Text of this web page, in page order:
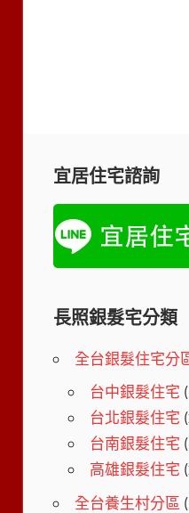
宜居住宅諮詢
長照銀髮宅分類
全台銀髮住宅分
台中銀髮住宅
台北銀髮住宅
台南銀髮住宅
高雄銀髮住宅
全台養生村分區